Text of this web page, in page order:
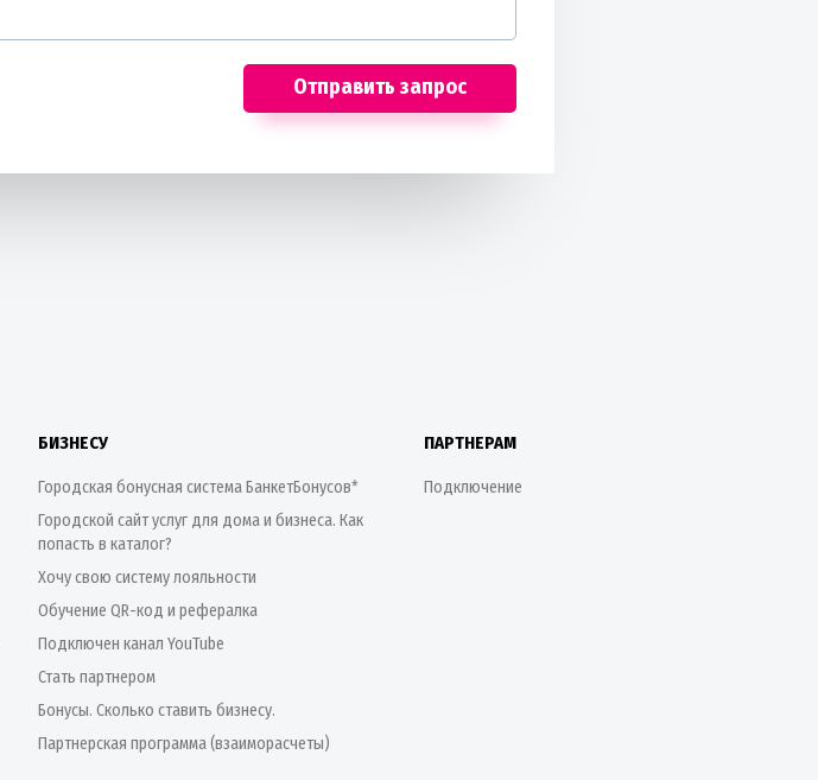
Отправить запрос
БИЗНЕСУ
Городская бонусная система БанкетБонусов*
Городской сайт услуг для дома и бизнеса. Как
попасть в каталог?
Хочу свою систему лояльности
Обучение QR-код и рефералка
Подключен канал YouTube
Стать партнером
Бонусы. Сколько ставить бизнесу.
Партнерская программа (взаиморасчеты)
ПАРТНЕРАМ
Подключение